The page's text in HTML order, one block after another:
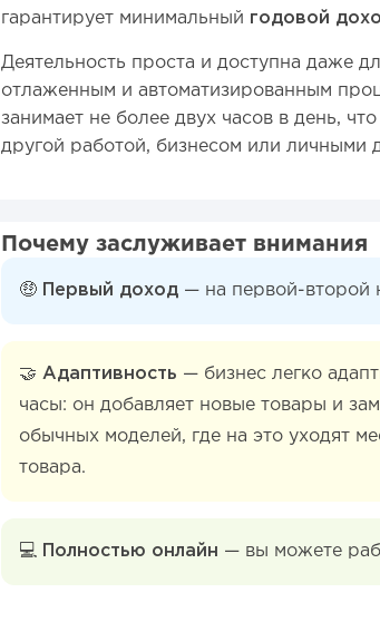
гарантирует минимальный годовой
Деятельность проста и доступна даже
отлаженным и автоматизированным
занимает не более двух часов в день,
другой работой, бизнесом или личными
Почему заслуживает внимания
🤑 Первый доход — на первой-второй
🤝 Адаптивность — бизнес легко
часы: он добавляет новые товары и
обычных моделей, где на это уходят
товара.
💻 Полностью онлайн — вы можете